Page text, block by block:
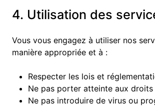
4. Utilisation des
Vous vous engagez à utiliser nos
manière appropriée et à :
Respecter les lois et
Ne pas porter atteinte aux
Ne pas introduire de virus ou